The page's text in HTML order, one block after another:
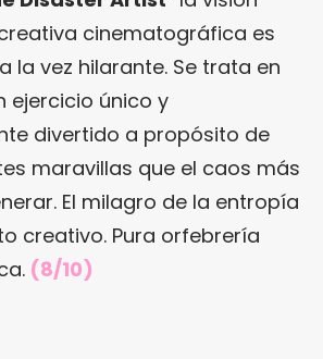
cinematográfica es
la vez hilarante. Se trata en
ejercicio único y
divertido a propósito de
maravillas que el caos más
El milagro de la entropía
creativo. Pura orfebrería
(8/10)